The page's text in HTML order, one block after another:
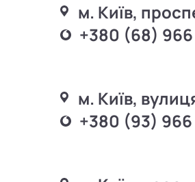
м. Київ,
+380 (68) 966
м. Київ,
+380 (93) 966